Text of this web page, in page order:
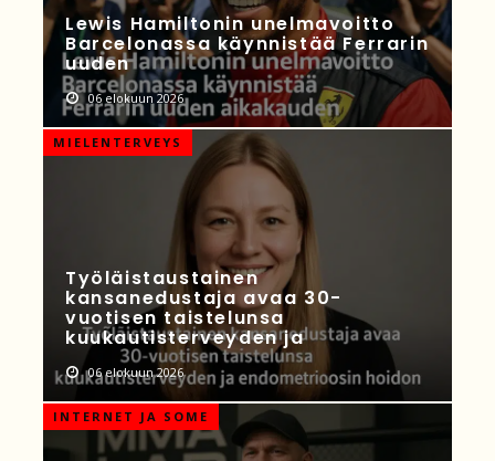
Lewis Hamiltonin unelmavoitto
Barcelonassa käynnistää Ferrarin
uuden
06 elokuun 2026
MIELENTERVEYS
Työläistaustainen
kansanedustaja avaa 30-
vuotisen taistelunsa
kuukautisterveyden ja
06 elokuun 2026
INTERNET JA SOME